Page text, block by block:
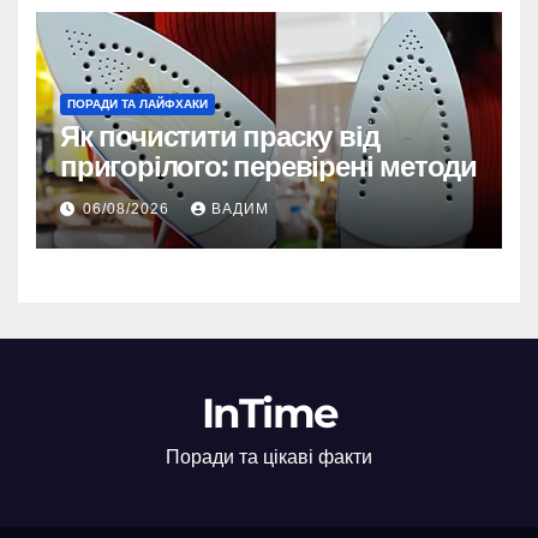
ПОРАДИ ТА ЛАЙФХАКИ
Як почистити праску від
пригорілого: перевірені методи
06/08/2026 ВАДИМ
InTime
Поради та цікаві факти